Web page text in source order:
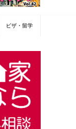
ビザ・留学